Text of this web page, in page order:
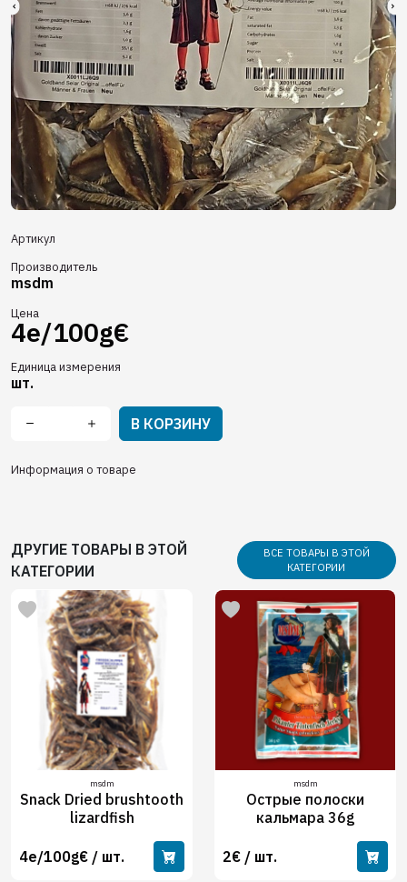
Артикул
Производитель
msdm
Цена
4e/100g€
Единица измерения
шт.
В КОРЗИНУ
Информация о товаре
ДРУГИЕ ТОВАРЫ В ЭТОЙ
КАТЕГОРИИ
ВСЕ ТОВАРЫ В ЭТОЙ
КАТЕГОРИИ
msdm
Snack Dried brushtooth
lizardfish
4e/100g€ / шт.
msdm
Острые полоски
кальмара 36g
2€ / шт.